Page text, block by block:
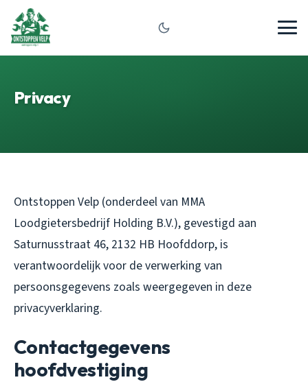
Privacy
Ontstoppen Velp (onderdeel van MMA
Loodgietersbedrijf Holding B.V.), gevestigd aan
Saturnusstraat 46, 2132 HB Hoofddorp, is
verantwoordelijk voor de verwerking van
persoonsgegevens zoals weergegeven in deze
privacyverklaring.
Contactgegevens
hoofdvestiging